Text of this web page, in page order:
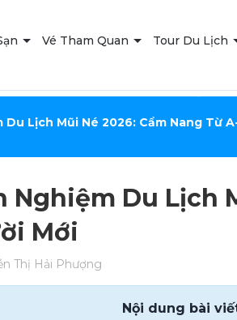
Vé Tham Quan Tour Du Lịch
Du Lịch Mũi Né 2026: Cẩm Nang Từ
Nghiệm Du Lịch
Mới
Thị Hải Phượng
Nội dung bài